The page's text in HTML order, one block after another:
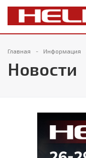
Главная Информация
Новости